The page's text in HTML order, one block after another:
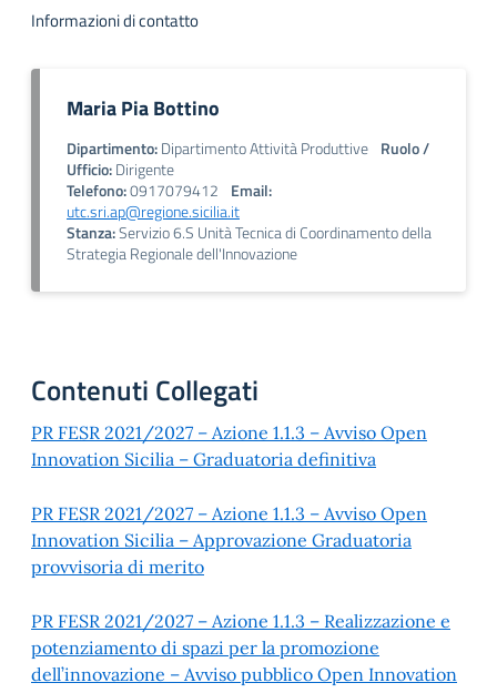
Informazioni di contatto
Maria Pia Bottino
Dipartimento:Dipartimento Attività Produttive Ruolo /
Ufficio:Dirigente
Telefono:0917079412 Email:
utc.sri.ap@regione.sicilia.it
Stanza:Servizio 6.S Unità Tecnica di Coordinamento della
Strategia Regionale dell'Innovazione
Contenuti Collegati
PR FESR 2021/2027 – Azione 1.1.3 – Avviso Open
Innovation Sicilia – Graduatoria definitiva
PR FESR 2021/2027 – Azione 1.1.3 – Avviso Open
Innovation Sicilia – Approvazione Graduatoria
provvisoria di merito
PR FESR 2021/2027 – Azione 1.1.3 – Realizzazione e
potenziamento di spazi per la promozione
dell’innovazione – Avviso pubblico Open Innovation